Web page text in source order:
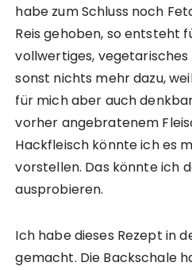
habe zum Schluss noch
Reis gehoben, so entsteht
vollwertiges, vegetarisches
sonst nichts mehr dazu,
für mich aber auch
vorher angebratenem
Hackfleisch könnte ich es
vorstellen. Das könnte ich
ausprobieren.
Ich habe dieses Rezept in
gemacht. Die Backschale